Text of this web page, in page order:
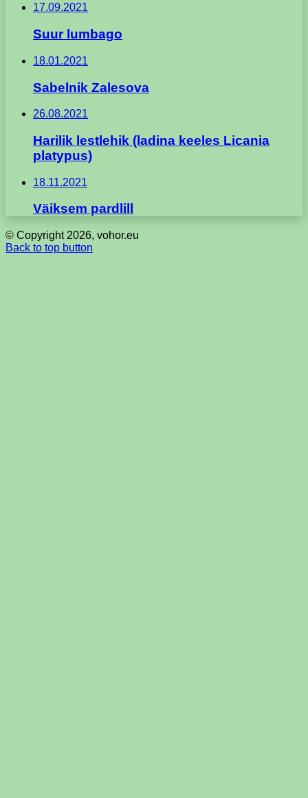
17.09.2021
Suur lumbago
18.01.2021
Sabelnik Zalesova
26.08.2021
Harilik lestlehik (ladina keeles Licania
platypus)
18.11.2021
Väiksem pardlill
© Copyright 2026, vohor.eu
Back to top button